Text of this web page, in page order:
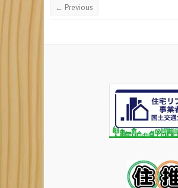
← Previous